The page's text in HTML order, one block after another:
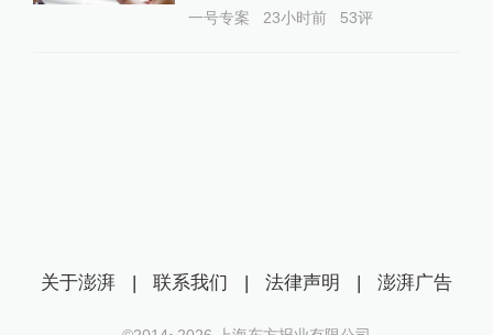
一号专案 23小时前 53评
关于澎湃 | 联系我们 | 法律声明 | 澎湃广告